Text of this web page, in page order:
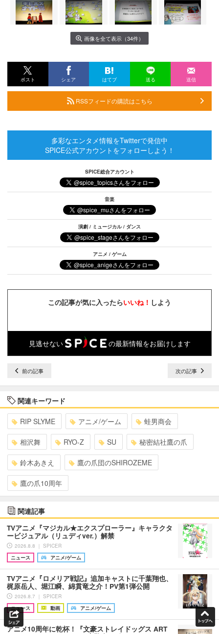
画像を全て表示（34件）
ポスト シェア はてブ 送る 送信
RSSフィードの購読はこちら
多彩なエンタメ情報をTwitterで発信中
SPICE公式アカウントをフォローしよう！
SPICE総合アカウント
音楽
演劇 / ミュージカル / ダンス
アニメ / ゲーム
この記事が気に入ったらいいね！ しよう
見逃せない の最新情報をお届けします
前の記事 次の記事
関連キーワード
RIP SLYME アニメ/ゲーム 蛙男商会
相沢舞 RYO-Z SU 秘密結社鷹の爪
鈴木あきえ 鷹の爪団のSHIROZEME
鷹の爪10周年
関連記事
TVアニメ『マジカル★エクスプローラー』キャラクタ
ービジュアル（リュディver.）解禁
2026.8.8 ｜ SPICER
ニュース
アニメ/ゲーム
TVアニメ『ロメリア戦記』追加キャストに千葉翔也、
梶原岳人、堀江瞬、綿貫竜之介！PV第1弾公開
2026.8.7 ｜ SPICER
ニュース
動画 アニメ/ゲーム
アニメ10周年に乾杯！『文豪ストレイドッグス ART